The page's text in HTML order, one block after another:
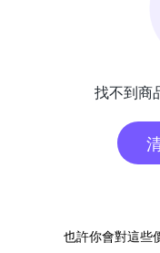
找不到商
也許你會對這些